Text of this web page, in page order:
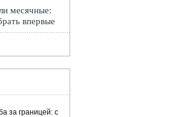
месячные:
впервые
за границей: с